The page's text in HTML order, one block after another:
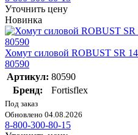
Уточнить цену
Новинка
Хомут силовой ROBUST SR
80590
Артикул: 80590
Бренд:
Fortisflex
Под заказ
Обновлено 04.08.2026
8-800-300-80-15